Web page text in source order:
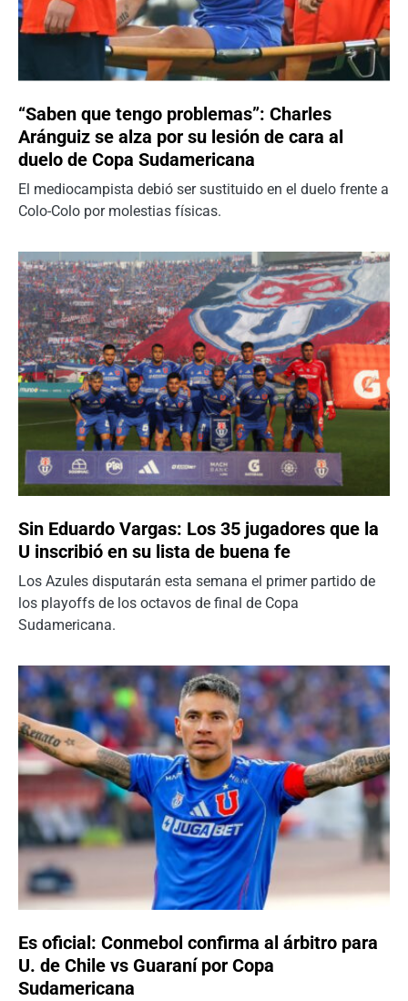
“Saben que tengo problemas”: Charles
Aránguiz se alza por su lesión de cara al
duelo de Copa Sudamericana
El mediocampista debió ser sustituido en el duelo frente a
Colo-Colo por molestias físicas.
Sin Eduardo Vargas: Los 35 jugadores que la
U inscribió en su lista de buena fe
Los Azules disputarán esta semana el primer partido de
los playoffs de los octavos de final de Copa
Sudamericana.
Es oficial: Conmebol confirma al árbitro para
U. de Chile vs Guaraní por Copa
Sudamericana